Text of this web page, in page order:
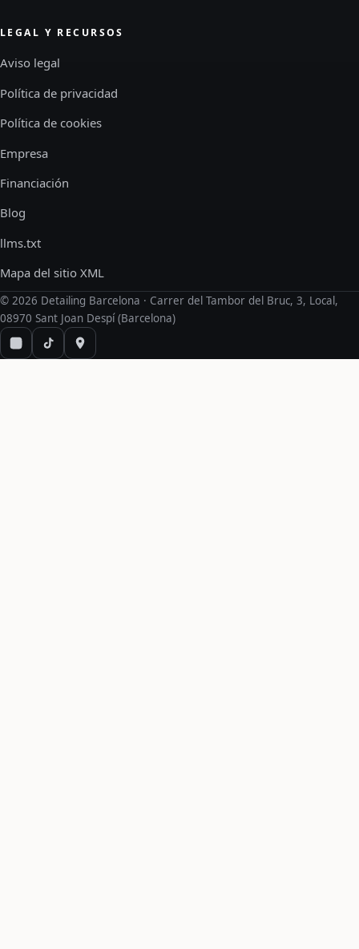
LEGAL Y RECURSOS
Aviso legal
Política de privacidad
Política de cookies
Empresa
Financiación
Blog
llms.txt
Mapa del sitio XML
© 2026 Detailing Barcelona · Carrer del Tambor del Bruc, 3, Local,
08970 Sant Joan Despí (Barcelona)